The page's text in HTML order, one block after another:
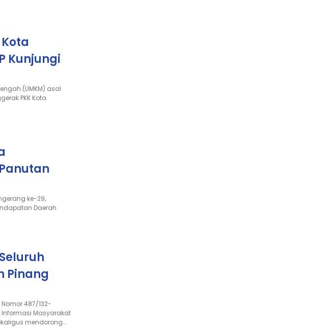
Kunjungi
(UMKM) asal
PKK Kota
ke-29,
Daerah
Pinang
487/132-
Informasi Masyarakat
mendorong...